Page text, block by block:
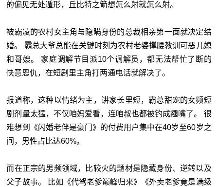
的偏见无处遁形，丘比特之箭想怎么射就怎么射。
被霸凌的农村女主角与隐瞒身份的总裁相亲第一面就决定结
婚。 霸总大爷总能在关键时刻为农村老婆撑腰教训可恶儿媳
和哥嫂。 家庭调解节目派10个调解员，都无法帮忙了断的
快意恩仇，在短剧里主角打两通电话就解决了。
报道称，这种以情绪为主，讲家长里短，霸总甜宠的女频短
剧剂量太猛，不仅咱妈爱看，连咱叔也都被钓成翘嘴了。 很
难想到《闪婚老伴是豪门》的付费用户集中在40岁至60岁之
间，男性占比达60%。
而在正宗的男频领域，比较火的题材是隐藏身份、逆转以及
父子故事。 比如《代驾老爹巅峰归来》《外卖老爹竟是满级